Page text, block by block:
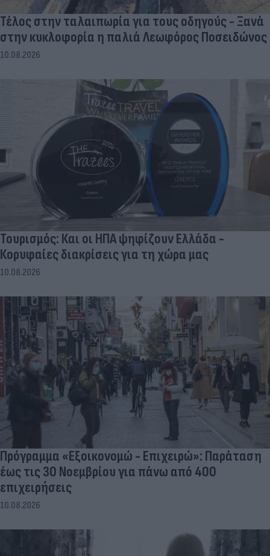
Τέλος στην ταλαιπωρία για τους οδηγούς - Ξανά
στην κυκλοφορία η παλιά Λεωφόρος Ποσειδώνος
10.08.2026
Τουρισμός: Και οι ΗΠΑ ψηφίζουν Ελλάδα -
Κορυφαίες διακρίσεις για τη χώρα μας
10.08.2026
Πρόγραμμα «Εξοικονομώ - Επιχειρώ»: Παράταση
έως τις 30 Νοεμβρίου για πάνω από 400
επιχειρήσεις
10.08.2026